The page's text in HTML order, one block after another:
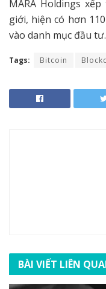
MARA Holdings
giới, hiện có hơn
vào danh mục đầu tư.
Tags: Bitcoin
BÀI VIẾT LIÊN